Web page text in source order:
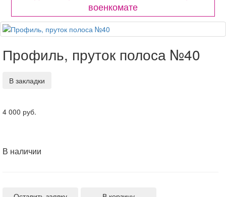
военкомате
Профиль, пруток полоса №40
В закладки
4 000 руб.
В наличии